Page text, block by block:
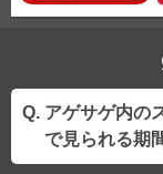
アゲサゲ内の
で見られる期